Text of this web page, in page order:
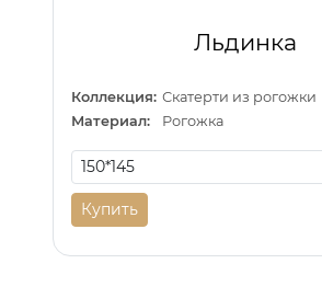
Льдинка
Коллекция: Скатерти из рогожки
Материал:
Рогожка
Купить